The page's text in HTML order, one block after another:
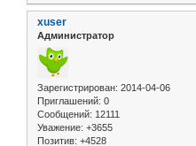
xuser
Администратор
Зарегистрирован: 2014-04-06
Приглашений: 0
Сообщений: 12111
Уважение: +3655
Позитив: +4528